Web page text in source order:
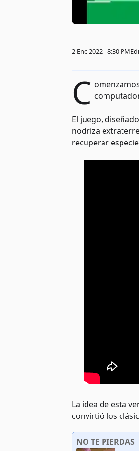
2 Ene 2022 - 8:30 PM
C
El juego,
nodriza
recuperar
La idea de esta
convirtió los
NO TE PIERDAS